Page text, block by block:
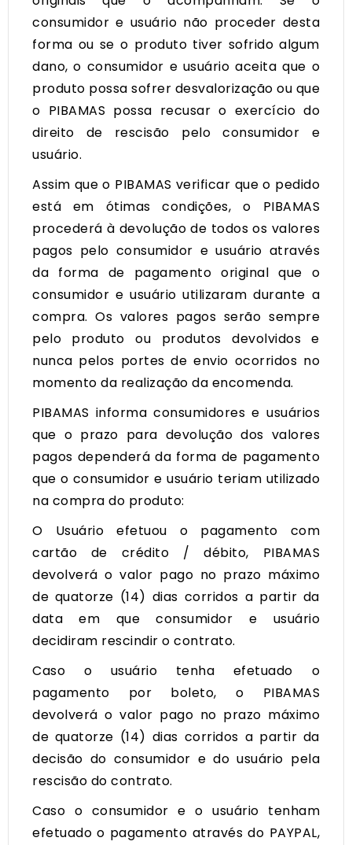
consumidor e usuário não proceder desta
forma ou se o produto tiver sofrido algum
dano, o consumidor e usuário aceita que o
produto possa sofrer desvalorização ou que
o PIBAMAS possa recusar o exercício do
direito de rescisão pelo consumidor e
usuário.
Assim que o PIBAMAS verificar que o pedido
está em ótimas condições, o PIBAMAS
procederá à devolução de todos os valores
pagos pelo consumidor e usuário através
da forma de pagamento original que o
consumidor e usuário utilizaram durante a
compra. Os valores pagos serão sempre
pelo produto ou produtos devolvidos e
nunca pelos portes de envio ocorridos no
momento da realização da encomenda.
PIBAMAS informa consumidores e usuários
que o prazo para devolução dos valores
pagos dependerá da forma de pagamento
que o consumidor e usuário teriam utilizado
na compra do produto:
O Usuário efetuou o pagamento com
cartão de crédito / débito, PIBAMAS
devolverá o valor pago no prazo máximo
de quatorze (14) dias corridos a partir da
data em que consumidor e usuário
decidiram rescindir o contrato.
Caso o usuário tenha efetuado o
pagamento por boleto, o PIBAMAS
devolverá o valor pago no prazo máximo
de quatorze (14) dias corridos a partir da
decisão do consumidor e do usuário pela
rescisão do contrato.
Caso o consumidor e o usuário tenham
efetuado o pagamento através do PAYPAL,